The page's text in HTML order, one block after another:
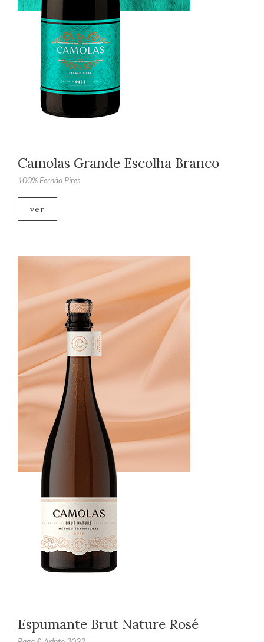
Camolas Grande Escolha Branco
100% Fernão Pires
ver
Espumante Brut Nature Rosé